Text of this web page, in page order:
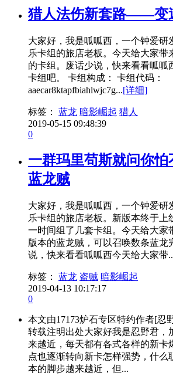
猎人法伤新套路——变
大家好，我是呱呱西，一个钟爱研
乐卡组的旅店老板。今天给大家带
的卡组。废话少说，快来看看呱呱
卡组吧。 卡组构成： 卡组代码：
aaecar8ktapfbiahlwjc7g...[详细]
标签： 蓝龙 暗影崛起 猎人
2019-05-15 09:48:39
0
一群玛里苟斯就问你
蓝龙贼
大家好，我是呱呱西，一个钟爱研
乐卡组的旅店老板。新版本终于上
一时间组了几套卡组。今天给大家
版本的蓝龙贼，可以召唤数条蓝龙
说，快来看看呱呱西今天给大家带
标签： 蓝龙 盗贼 暗影崛起
2019-04-13 10:17:17
0
本文由17173炉石专区特约作者[忍
转载注明出处大家好我是忍野君，
来越近，每天都有各式各样的新卡
点也逐渐转向新卡怎样强势，什么
本的脚步越来越近，但...